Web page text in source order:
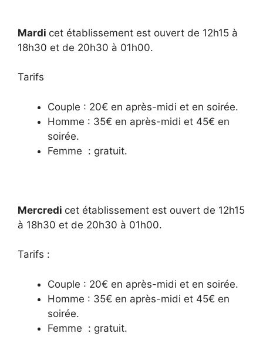
Mardi cet établissement est ouvert de 12h15 à
18h30 et de 20h30 à 01h00.
Tarifs
Couple : 20€ en après-midi et en soirée.
Homme : 35€ en après-midi et 45€ en
soirée.
Femme : gratuit.
Mercredi cet établissement est ouvert de 12h15
à 18h30 et de 20h30 à 01h00.
Tarifs :
Couple : 20€ en après-midi et en soirée.
Homme : 35€ en après-midi et 45€ en
soirée.
Femme : gratuit.